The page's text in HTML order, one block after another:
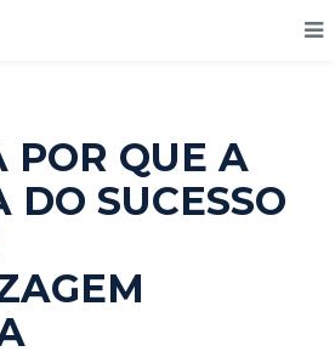
POR QUE A
DO SUCESSO